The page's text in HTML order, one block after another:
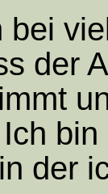
bei
der
der